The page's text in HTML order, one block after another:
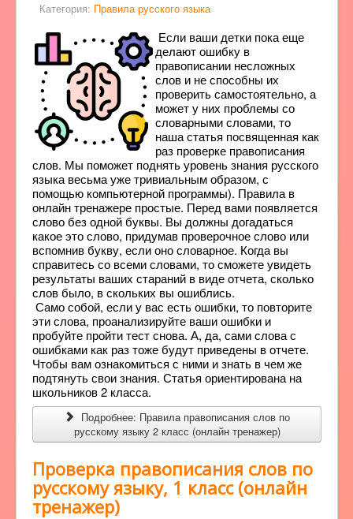
Категория: Правила русского языка
Если ваши детки пока еще
делают ошибку в
правописании несложных
слов и не способны их
проверить самостоятельно, а
может у них проблемы со
словарными словами, то
наша статья посвященная как
раз проверке правописания
слов. Мы поможет поднять уровень знания русского
языка весьма уже тривиальным образом, с
помощью компьютерной программы). Правила в
онлайн тренажере простые. Перед вами появляется
слово без одной буквы. Вы должны догадаться
какое это слово, придумав проверочное слово или
вспомнив букву, если оно словарное. Когда вы
справитесь со всеми словами, то сможете увидеть
результаты ваших стараний в виде отчета, сколько
слов было, в скольких вы ошиблись.
Само собой, если у вас есть ошибки, то повторите
эти слова, проанализируйте ваши ошибки и
пробуйте пройти тест снова. А, да, сами слова с
ошибками как раз тоже будут приведены в отчете.
Чтобы вам ознакомиться с ними и знать в чем же
подтянуть свои знания. Статья ориентирована на
школьников 2 класса.
Подробнее: Правила правописания слов по
русскому языку 2 класс (онлайн тренажер)
Проверка правописания слов по
русскому языку, 1 класс (онлайн
тренажер)